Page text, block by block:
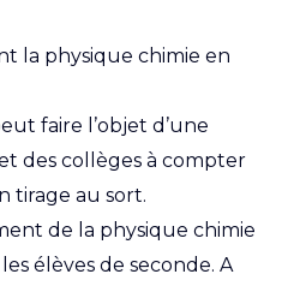
la physique chimie en
faire l’objet d’une
des collèges à compter
tirage au sort.
de la physique chimie
élèves de seconde. A